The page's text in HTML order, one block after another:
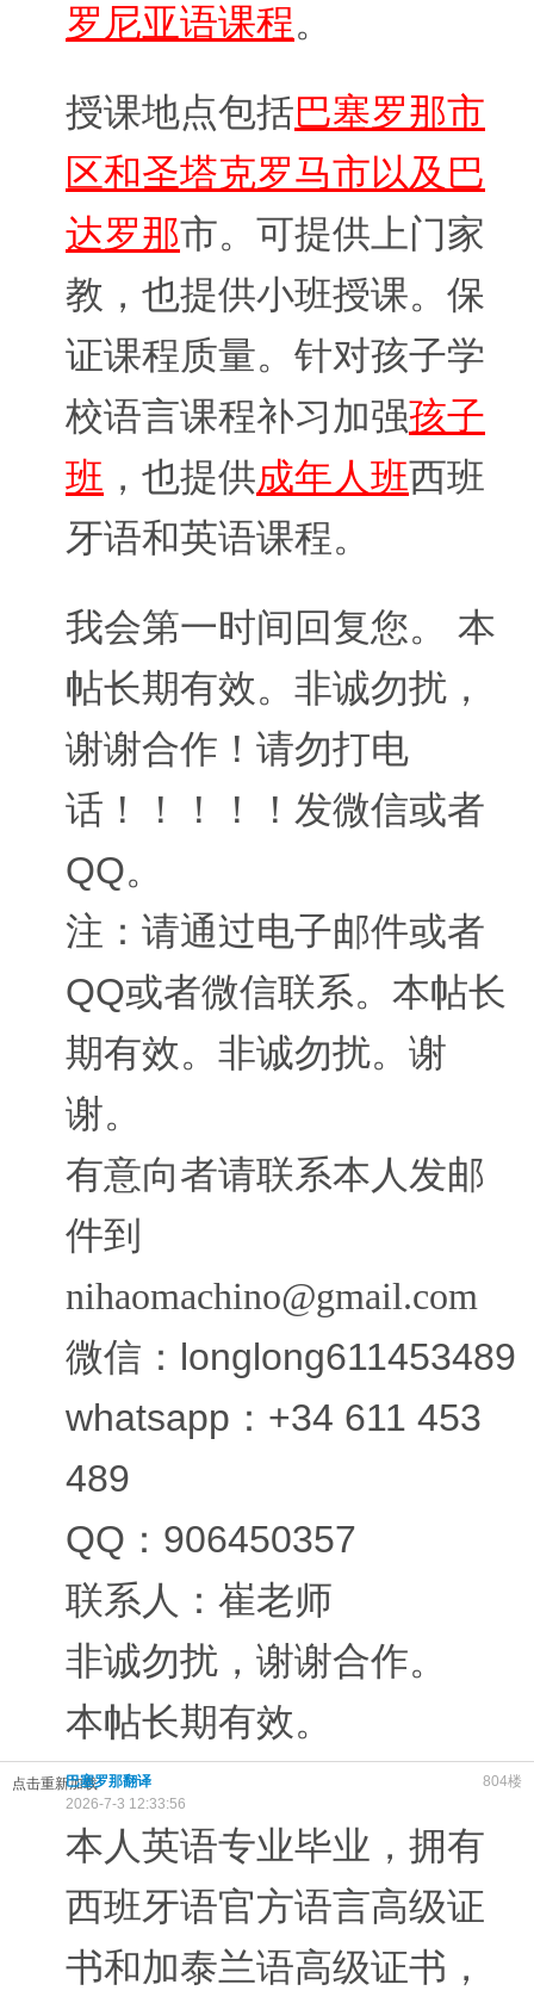
罗尼亚语课程。
授课地点包括巴塞罗那市
区和圣塔克罗马市以及巴
达罗那市。可提供上门家
教，也提供小班授课。保
证课程质量。针对孩子学
校语言课程补习加强孩子
班 ，也提供成年人班西班
牙语和英语课程。
我会第一时间回复您。 本
帖长期有效。非诚勿扰，
谢谢合作！请勿打电
话！！！！！发微信或者
QQ。
注：请通过电子邮件或者
QQ或者微信联系。本帖长
期有效。非诚勿扰。谢
谢。
有意向者请联系本人发邮
件到
nihaomachino@gmail.com
微信：longlong611453489
whatsapp：+34 611 453
489
QQ：906450357
联系人：崔老师
非诚勿扰，谢谢合作。
本帖长期有效。
点击重新加载 804楼
巴塞罗那翻译
2026-7-3 12:33:56
本人英语专业毕业，拥有
西班牙语官方语言高级证
书和加泰兰语高级证书，